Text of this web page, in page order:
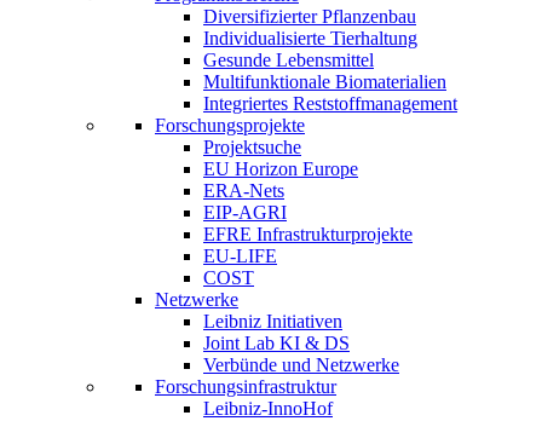
Diversifizierter Pflanzenbau
Individualisierte Tierhaltung
Gesunde Lebensmittel
Multifunktionale Biomaterialien
Integriertes Reststoffmanagement
Forschungsprojekte
Projektsuche
EU Horizon Europe
ERA-Nets
EIP-AGRI
EFRE Infrastrukturprojekte
EU-LIFE
COST
Netzwerke
Leibniz Initiativen
Joint Lab KI & DS
Verbünde und Netzwerke
Forschungsinfrastruktur
Leibniz-InnoHof